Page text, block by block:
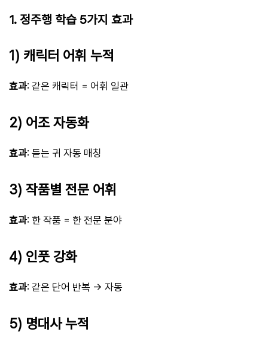
1. 정주행 학습 5가지 효과
1) 캐릭터 어휘 누적
효과: 같은 캐릭터 = 어휘 일관
2) 어조 자동화
효과: 듣는 귀 자동 매칭
3) 작품별 전문 어휘
효과: 한 작품 = 한 전문 분야
4) 인풋 강화
효과: 같은 단어 반복 → 자동
5) 명대사 누적